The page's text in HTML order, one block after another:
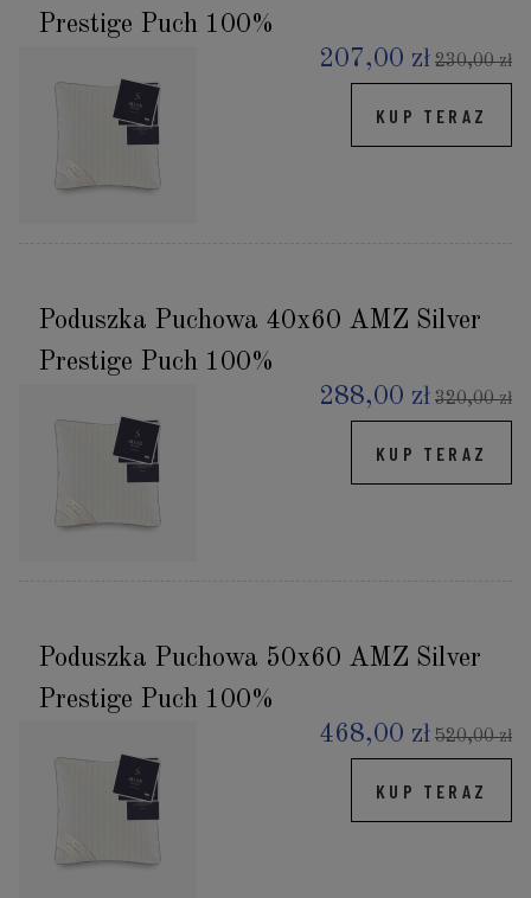
Prestige Puch 100%
207,00 zł 230,00 zł
KUP TERAZ
Poduszka Puchowa 40x60 AMZ Silver
Prestige Puch 100%
288,00 zł 320,00 zł
KUP TERAZ
Poduszka Puchowa 50x60 AMZ Silver
Prestige Puch 100%
468,00 zł 520,00 zł
KUP TERAZ